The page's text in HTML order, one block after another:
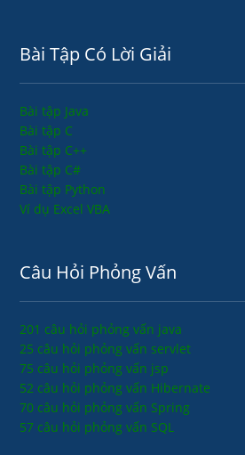
Bài Tập Có Lời Giải
Bài tập Java
Bài tập C
Bài tập C++
Bài tập C#
Bài tập Python
Ví dụ Excel VBA
Câu Hỏi Phỏng Vấn
201 câu hỏi phỏng vấn java
25 câu hỏi phỏng vấn servlet
75 câu hỏi phỏng vấn jsp
52 câu hỏi phỏng vấn Hibernate
70 câu hỏi phỏng vấn Spring
57 câu hỏi phỏng vấn SQL